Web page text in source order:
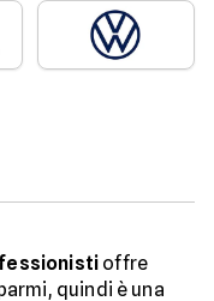
offre
quindi è una